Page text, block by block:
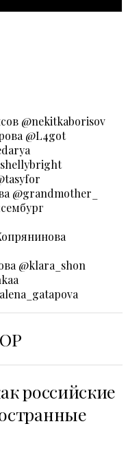
@nekitkaborisov
@L4got
@grandmother_
@klara_shon
российские